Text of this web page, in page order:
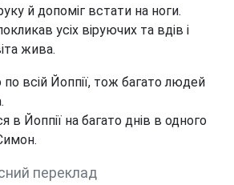
й допоміг встати на ноги.
усіх віруючих та вдів і
жива.
всій Йоппії, тож багато людей
в Йоппії на багато днів в одного
переклад